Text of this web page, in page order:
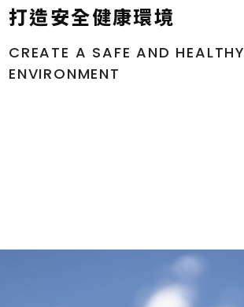
打造安全健康環境
CREATE A SAFE AND HEALTHY
ENVIRONMENT